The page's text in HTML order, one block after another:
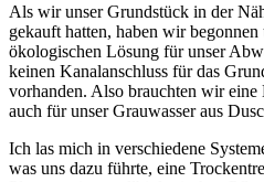
Als wir unser Grundstück in der
gekauft hatten, haben wir
ökologischen Lösung für unser
keinen Kanalanschluss für das
vorhanden. Also brauchten wir
auch für unser Grauwasser aus
Ich las mich in verschiedene
was uns dazu führte, eine